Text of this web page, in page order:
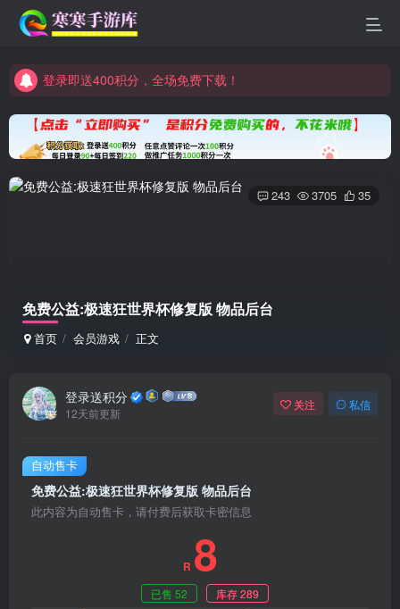
登录即送400积分，全场免费下载！
登录即送400积分，全场免费下载！
点进来看看新手教程
免费公益:极速狂世界杯修复版 物品后台
首页 会员游戏 正文
243 3705 35
登录送积分
12天前更新
关注 私信
自动售卡
免费公益:极速狂世界杯修复版 物品后台
此内容为自动售卡，请付费后获取卡密信息
R 8
已售 52
库存 289